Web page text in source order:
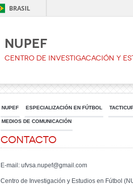
BRASIL
NUPEF
CENTRO DE INVESTIGACACIÓN Y
NUPEF ESPECIALIZACIÓN EN FÚTBOL
MEDIOS DE COMUNICACIÓN
Contacto
E-mail: ufvsa.nupef@gmail.com
Centro de Investigación y Estudios en Fútbol